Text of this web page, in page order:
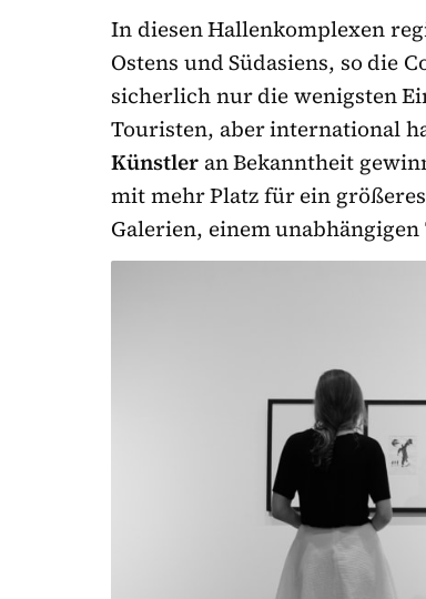
In diesen Hallenkomplexen
Ostens und Südasiens, so die
sicherlich nur die wenigsten
Touristen, aber international
Künstler an Bekanntheit
mit mehr Platz für ein
Galerien, einem